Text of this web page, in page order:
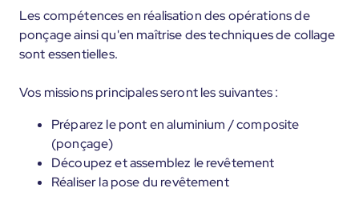
Les compétences en réalisation des opérations de
ponçage ainsi qu'en maîtrise des techniques de collage
sont essentielles.
Vos missions principales seront les suivantes :
Préparez le pont en aluminium / composite
(ponçage)
Découpez et assemblez le revêtement
Réaliser la pose du revêtement